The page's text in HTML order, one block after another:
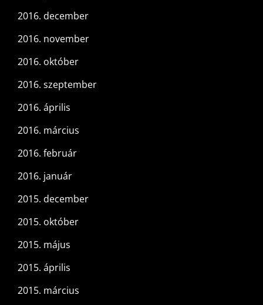
2016. december
2016. november
2016. október
2016. szeptember
2016. április
2016. március
2016. február
2016. január
2015. december
2015. október
2015. május
2015. április
2015. március